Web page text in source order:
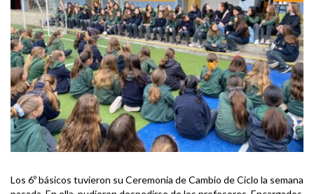
Los 6º básicos tuvieron su Ceremonia de Cambio de Ciclo la semana